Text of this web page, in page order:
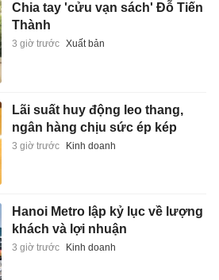
Chia tay 'cửu vạn sách' Đỗ Tiến
Thành
3 giờ trước Xuất bản
Lãi suất huy động leo thang,
ngân hàng chịu sức ép kép
3 giờ trước Kinh doanh
Hanoi Metro lập kỷ lục về lượng
khách và lợi nhuận
3 giờ trước Kinh doanh